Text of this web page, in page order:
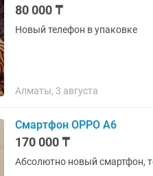
80 000 ₸
Новый телефон в упаковке
Алматы, 3 августа
Смартфон OPPO A6
170 000 ₸
Абсолютно новый смартфон,